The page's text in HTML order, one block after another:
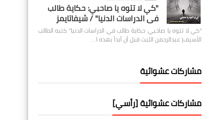
"كي لا تتوه يا صاحبي: حكاية طالب
في الدراسات الدنيا" / شيفاتايمز
"كي لا تتوه يا صاحبي: حكاية طالب في الدراسات الدنيا" كتبه الطالب
الأسيف| عبدالرحمن الليث قبل أن أبدأ بهذه ا…
مشاركات عشوائية
مشاركات عشوائية [رأسي]